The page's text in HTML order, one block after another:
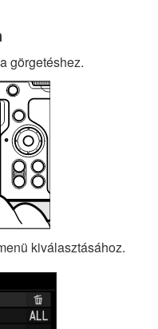
görgetéshez.
kiválasztásához.